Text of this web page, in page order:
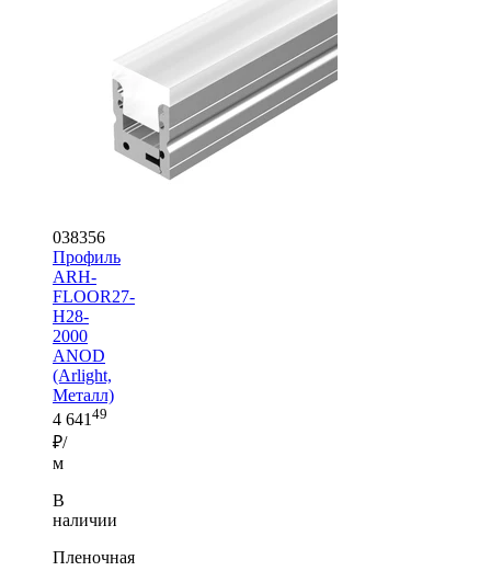
038356
Профиль
ARH-
FLOOR27-
H28-
2000
ANOD
(Arlight,
Металл)
4 641 49
₽/
м
В
наличии
Пленочная